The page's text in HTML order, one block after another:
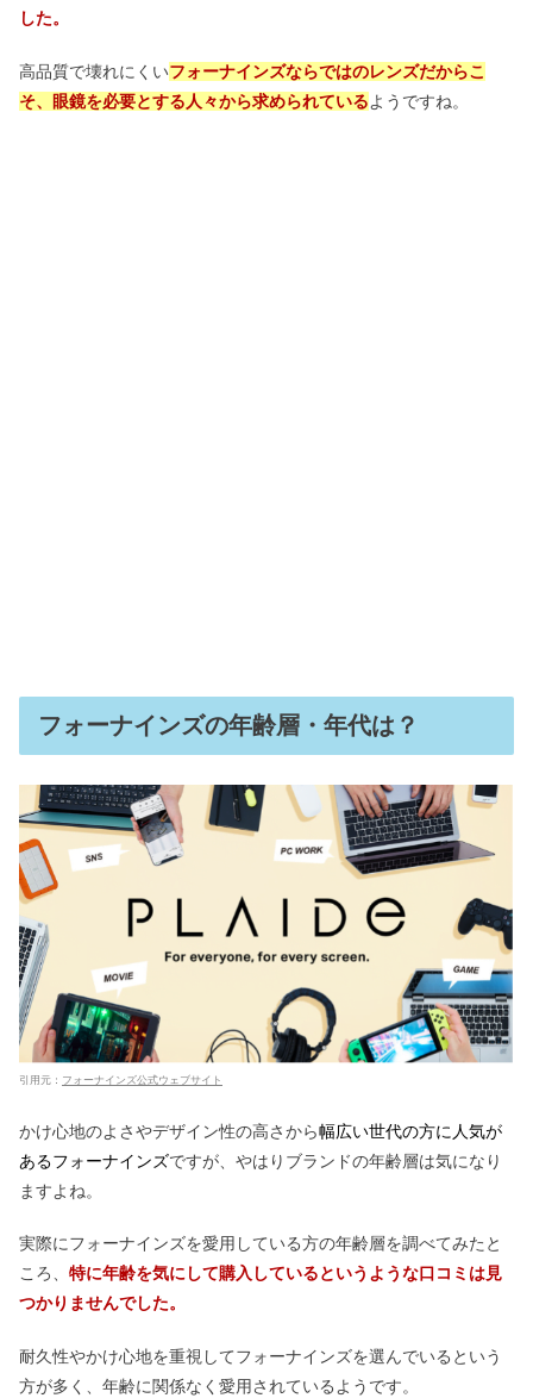
した。
高品質で壊れにくいフォーナインズならではのレンズだからこ
そ、眼鏡を必要とする人々から求められているようですね。
フォーナインズの年齢層・年代は？
引用元： フォーナインズ公式ウェブサイト
かけ心地のよさやデザイン性の高さから幅広い世代の方に人気が
あるフォーナインズですが、やはりブランドの年齢層は気になり
ますよね。
実際にフォーナインズを愛用している方の年齢層を調べてみたと
ころ、 特に年齢を気にして購入しているというような口コミは見
つかりませんでした。
耐久性やかけ心地を重視してフォーナインズを選んでいるという
方が多く、年齢に関係なく愛用されているようです。